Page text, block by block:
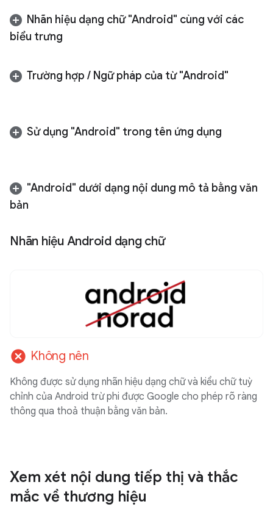
Nhãn hiệu dạng chữ "Android" cùng với các
biểu trưng
Trường hợp / Ngữ pháp của từ "Android"
Sử dụng "Android" trong tên ứng dụng
"Android" dưới dạng nội dung mô tả bằng văn
bản
Nhãn hiệu Android dạng chữ
cancel Không nên
Không được sử dụng nhãn hiệu dạng chữ và kiểu chữ tuỳ
chỉnh của Android trừ phi được Google cho phép rõ ràng
thông qua thoả thuận bằng văn bản.
Xem xét nội dung tiếp thị và thắc
mắc về thương hiệu